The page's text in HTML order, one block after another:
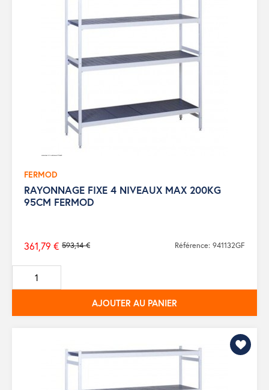
FERMOD
RAYONNAGE FIXE 4 NIVEAUX MAX 200KG
95CM FERMOD
Prix
de
base
593,14 €
361,79 € Référence: 941132GF
AJOUTER AU PANIER